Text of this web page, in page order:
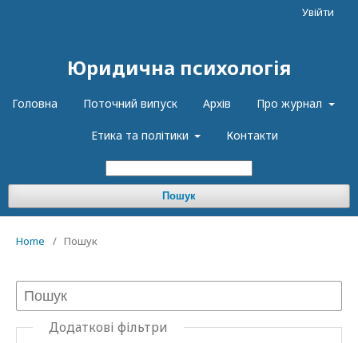
Юридична психологія
Головна Поточний випуск Архів Про журнал
Етика та політики Контакти
Пошук
Увійти
Home / Пошук
Додаткові фільтри